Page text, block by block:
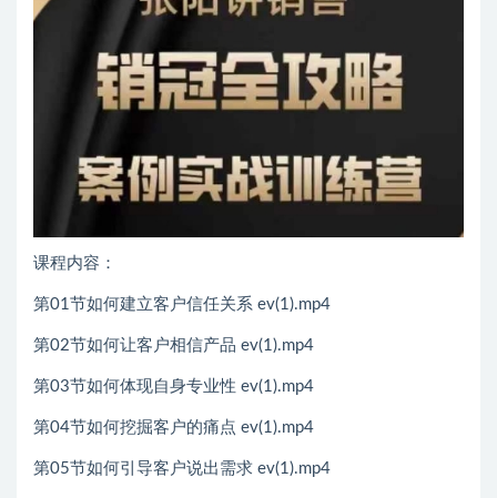
课程内容：
第01节如何建立客户信任关系 ev(1).mp4
第02节如何让客户相信产品 ev(1).mp4
第03节如何体现自身专业性 ev(1).mp4
第04节如何挖掘客户的痛点 ev(1).mp4
第05节如何引导客户说出需求 ev(1).mp4